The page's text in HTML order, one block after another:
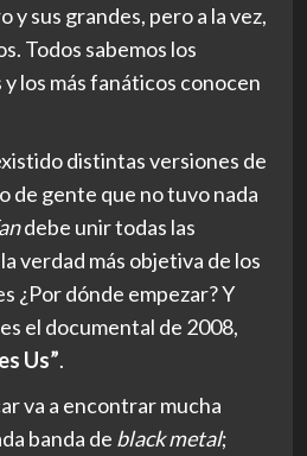
y sus grandes, pero a la vez,
Todos sabemos los
los más fanáticos conocen
distintas versiones de
de gente que no tuvo nada
debe unir todas las
verdad más objetiva de los
¿Por dónde empezar? Y
el documental de 2008,
Us”.
va a encontrar mucha
banda de black metal;